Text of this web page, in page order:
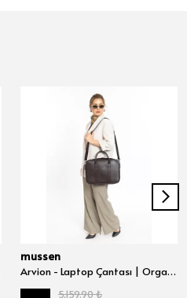
mussen
Arvion - Laptop Çantası | Organizer Evrak ve Bilgisayar Çantası 15", 15.6" ve 16" inç - Kahve Nova
5,159.90 ₺